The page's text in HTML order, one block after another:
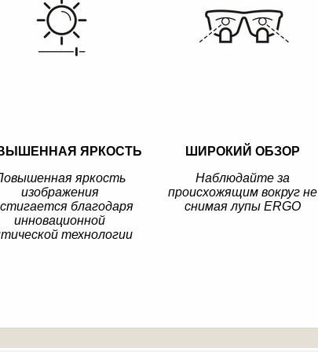
ЯРКОСТЬ
яркость
изображения
благодаря
инновационной
технологии
ШИРОКИЙ ОБЗОР
Наблюдайте за
происхожящим вокруг не
снимая лупы ERGO